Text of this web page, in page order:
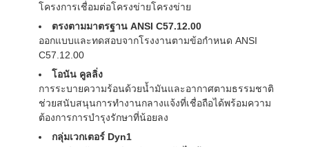
โครงการเชื่อมต่อโครงข่ายโครงข่าย
ตรงตามมาตรฐาน ANSI C57.12.00
ออกแบบและทดสอบจากโรงงานตามข้อกำหนด ANSI
C57.12.00
โอนัน คูลลิ่ง
การระบายความร้อนด้วยน้ำมันและอากาศตามธรรมชาติ
ช่วยสนับสนุนการทำงานกลางแจ้งที่เชื่อถือได้พร้อมความ
ต้องการการบำรุงรักษาที่น้อยลง
กลุ่มเวกเตอร์ Dyn1